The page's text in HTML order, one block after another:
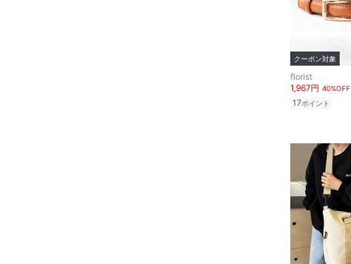
クーポン対象
florist
1,967円 40%OFF
17ポイント